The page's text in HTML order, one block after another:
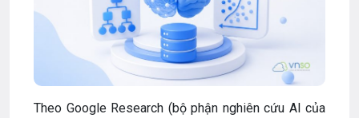
Theo Google Research (bộ phận nghiên cứu AI của